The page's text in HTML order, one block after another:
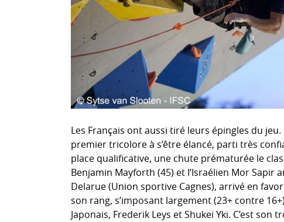
Les Français ont aussi tiré leurs épingles du jeu.
premier tricolore à s’être élancé, parti très
place qualificative, une chute prématurée le
Benjamin Mayforth (45) et l’Israélien Mor Sapir
Delarue (Union sportive Cagnes), arrivé en
son rang, s’imposant largement (23+ contre
Japonais, Frederik Leys et Shukei Yki. C’est